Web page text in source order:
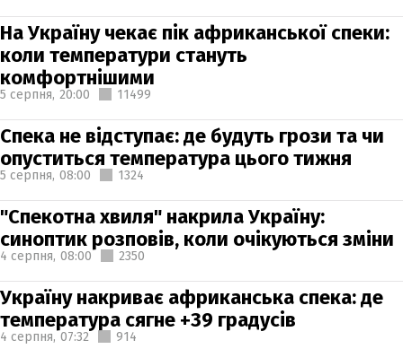
На Україну чекає пік африканської спеки:
коли температури стануть
комфортнішими
5 серпня, 20:00 11499
Спека не відступає: де будуть грози та чи
опуститься температура цього тижня
5 серпня, 08:00 1324
"Спекотна хвиля" накрила Україну:
синоптик розповів, коли очікуються зміни
4 серпня, 08:00 2350
Україну накриває африканська спека: де
температура сягне +39 градусів
4 серпня, 07:32 914